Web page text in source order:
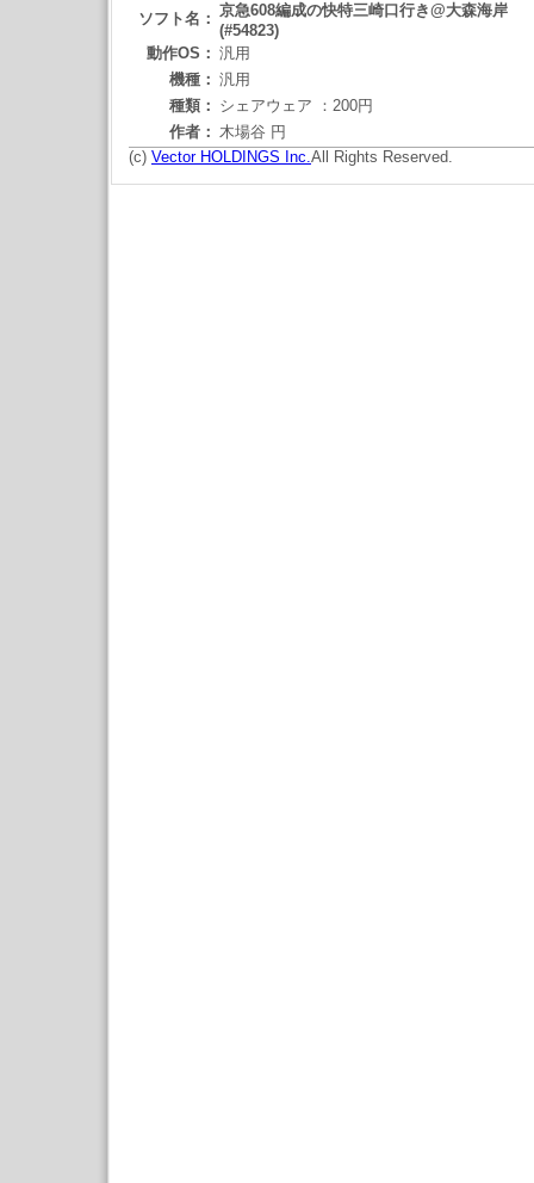
ソフト名： 京急608編成の快特三崎口行き@大森海岸
(#54823)
動作OS： 汎用
機種： 汎用
種類： シェアウェア ：200円
作者： 木場谷 円
(c) Vector HOLDINGS Inc.All Rights Reserved.